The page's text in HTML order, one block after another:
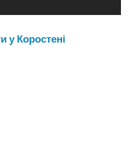
у Коростені